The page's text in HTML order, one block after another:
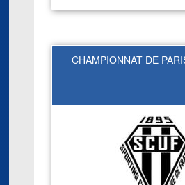
CHAMPIONNAT DE